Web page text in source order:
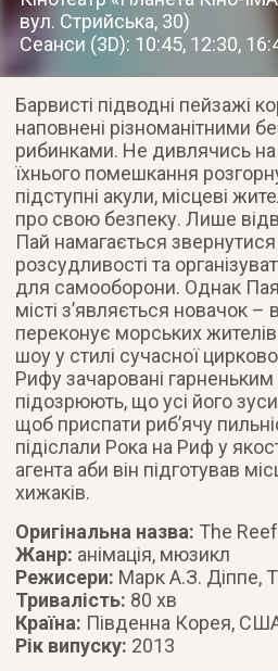
вул. Стрийська, 30)
Сеанси (3D): 10:45, 12:30,
Барвисті підводні пейзажі
наповнені різноманітними
рибинками. Не дивлячись на
їхнього помешкання
підступні акули, місцеві
про свою безпеку. Лише
Пай намагається звернутися
розсудливості та
для самооборони. Однак Пая
місті з’являється новачок –
переконує морських
шоу у стилі сучасної
Рифу зачаровані гарненьким
підозрюють, що усі його
щоб приспати риб’ячу
підіслали Рока на Риф у
агента аби він підготував
хижаків.
Оригінальна назва: The
Жанр: анімація, мюзикл
Режисери: Марк А.З. Діппе,
Тривалість: 80 хв
Країна: Південна Корея,
Рік випуску: 2013